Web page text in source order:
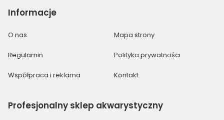
Informacje
O nas Mapa strony
Regulamin Polityka prywatności
Współpraca i reklama Kontakt
Profesjonalny sklep akwarystyczny